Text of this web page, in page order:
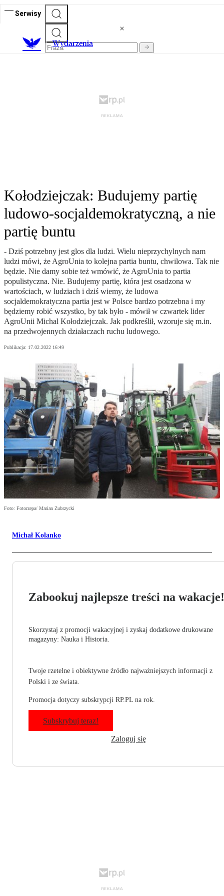
Serwisy
Wydarzenia
Kołodziejczak: Budujemy partię
ludowo-socjaldemokratyczną, a nie
partię buntu
- Dziś potrzebny jest glos dla ludzi. Wielu nieprzychylnych nam
ludzi mówi, że AgroUnia to kolejna partia buntu, chwilowa. Tak nie
będzie. Nie damy sobie też wmówić, że AgroUnia to partia
populistyczna. Nie. Budujemy partię, która jest osadzona w
wartościach, w ludziach i dziś wiemy, że ludowa
socjaldemokratyczna partia jest w Polsce bardzo potrzebna i my
będziemy robić wszystko, by tak było - mówił w czwartek lider
AgroUnii Michal Kołodziejczak. Jak podkreślił, wzoruje się m.in.
na przedwojennych działaczach ruchu ludowego.
Publikacja: 17.02.2022 16:49
Foto: Fotorzepa/ Marian Zubrzycki
Michał Kolanko
Zabookuj najlepsze treści na wakacje!
Skorzystaj z promocji wakacyjnej i zyskaj dodatkowe drukowane
magazyny: Nauka i Historia.
Twoje rzetelne i obiektywne źródło najważniejszych informacji z
Polski i ze świata.
Promocja dotyczy subskrypcji RP.PL na rok.
Subskrybuj teraz!
Zaloguj się